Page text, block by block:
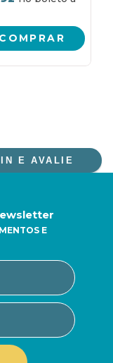
COMPRAR
E AVALIE
E